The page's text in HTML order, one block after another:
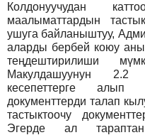
Колдонуучудан
маалыматтардын
ушуга байланыштуу,
аларды бербей коюу
теңдештирилиши
Макулдашуунун 2.2
кесепеттерге алып
документтерди талап
тастыктоочу
Эгерде ал тараптан